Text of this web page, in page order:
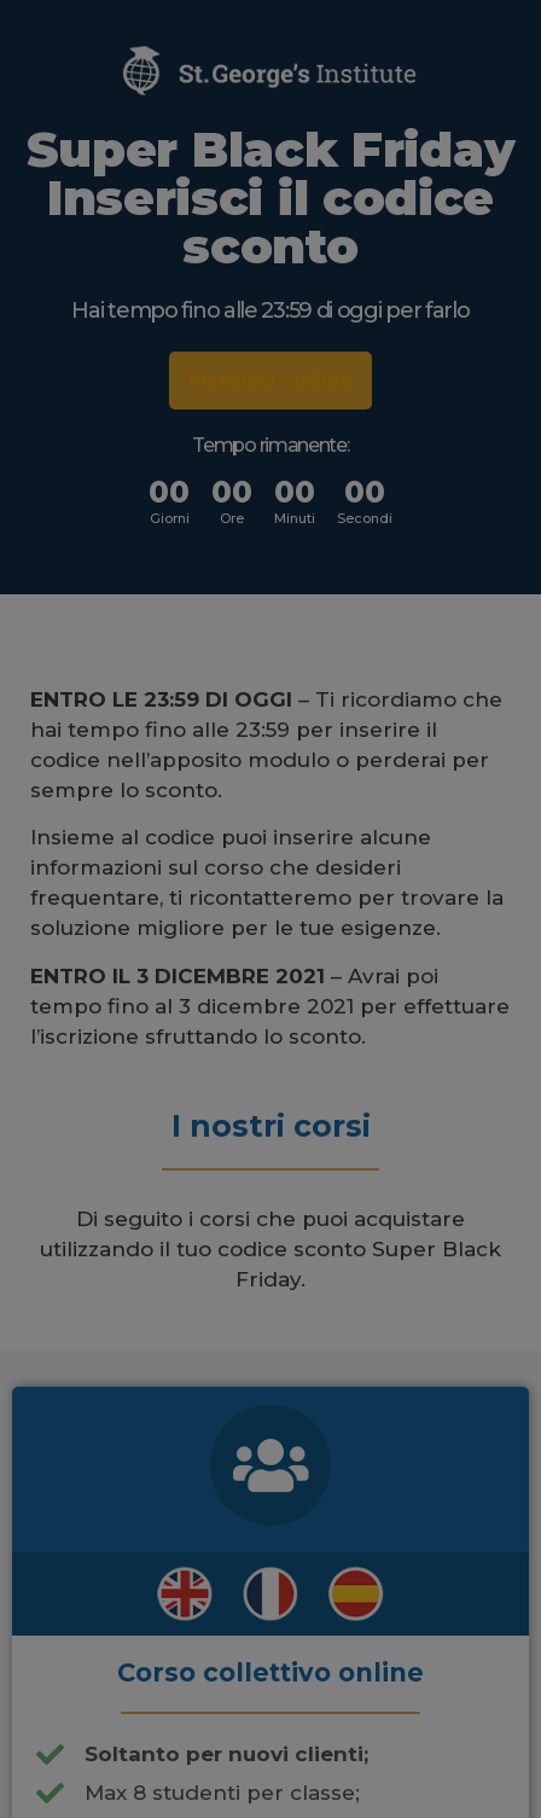
Super Black Friday
Inserisci il codice
sconto
Hai tempo fino alle 23:59 di oggi per farlo
Tempo rimanente:
00
Giorni
00
Ore
00
Minuti
00
Secondi
ENTRO LE 23:59 DI OGGI – Ti ricordiamo che
hai tempo fino alle 23:59 per inserire il
codice nell’apposito modulo o perderai per
sempre lo sconto.
Insieme al codice puoi inserire alcune
informazioni sul corso che desideri
frequentare, ti ricontatteremo per trovare la
soluzione migliore per le tue esigenze.
ENTRO IL 3 DICEMBRE 2021 – Avrai poi
tempo fino al 3 dicembre 2021 per effettuare
l’iscrizione sfruttando lo sconto.
I nostri corsi
Di seguito i corsi che puoi acquistare
utilizzando il tuo codice sconto Super Black
Friday.
Corso collettivo online
Soltanto per nuovi clienti;
Max 8 studenti per classe;